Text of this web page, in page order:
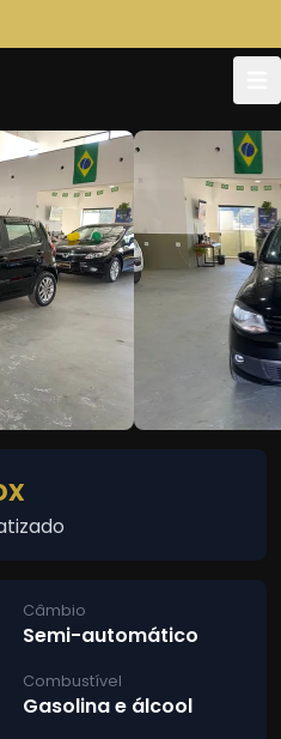
Câmbio
Semi-automático
Combustível
Gasolina e álcool